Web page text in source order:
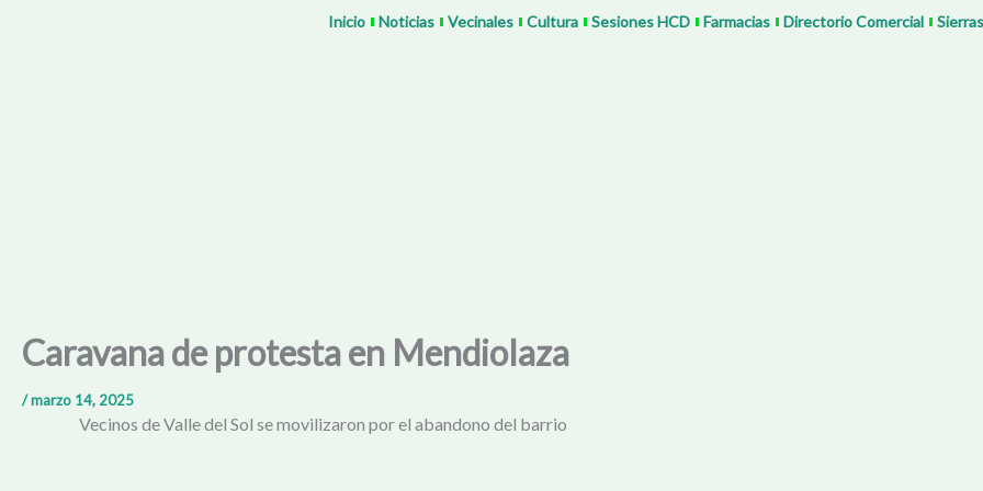
Inicio Noticias Vecinales Cultura Sesiones HCD Farmacias Directorio Comercial
Caravana de protesta en Mendiolaza
/marzo 14, 2025
Vecinos de Valle del Sol se movilizaron por el abandono del barrio